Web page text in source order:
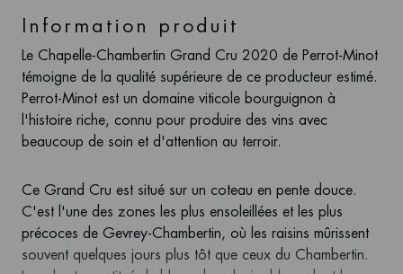
Information produit
Le Chapelle-Chambertin Grand Cru 2020 de Perrot-Minot
témoigne de la qualité supérieure de ce producteur estimé.
Perrot-Minot est un domaine viticole bourguignon à
l'histoire riche, connu pour produire des vins avec
beaucoup de soin et d'attention au terroir.
Ce Grand Cru est situé sur un coteau en pente douce.
C'est l'une des zones les plus ensoleillées et les plus
précoces de Gevrey-Chambertin, où les raisins mûrissent
souvent quelques jours plus tôt que ceux du Chambertin.